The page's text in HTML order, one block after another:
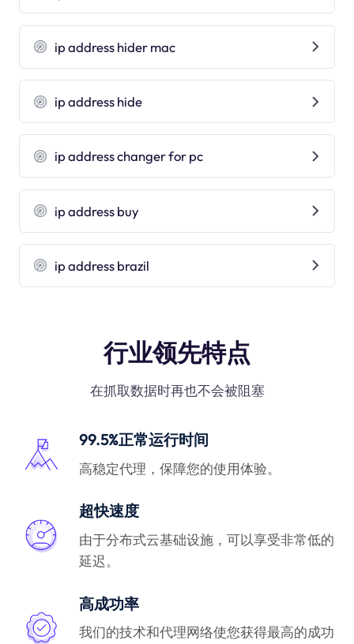
ip address hider mac
ip address hide
ip address changer for pc
ip address buy
ip address brazil
行业领先特点
在抓取数据时再也不会被阻塞
99.5%正常运行时间
高稳定代理，保障您的使用体验。
超快速度
由于分布式云基础设施，可以享受非常低的
延迟。
高成功率
我们的技术和代理网络使您获得最高的成功